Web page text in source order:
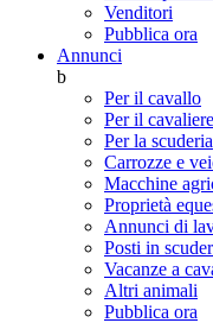
Venditori
Pubblica ora
Annunci
b
Per il cavallo
Per il cavaliere
Per la scuderia
Carrozze e
Macchine
Proprietà
Annunci di
Posti in
Vacanze a
Altri animali
Pubblica ora